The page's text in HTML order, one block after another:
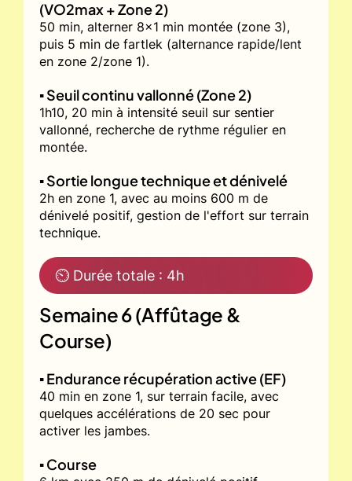
(VO2max + Zone 2)
50 min, alterner 8x1 min montée (zone 3),
puis 5 min de fartlek (alternance rapide/lent
en zone 2/zone 1).
▪️ Seuil continu vallonné (Zone 2)
1h10, 20 min à intensité seuil sur sentier
vallonné, recherche de rythme régulier en
montée.
▪️ Sortie longue technique et dénivelé
2h en zone 1, avec au moins 600 m de
dénivelé positif, gestion de l'effort sur terrain
technique.
⏲ Durée totale : 4h
Semaine 6 (Affûtage &
Course)
▪️ Endurance récupération active (EF)
40 min en zone 1, sur terrain facile, avec
quelques accélérations de 20 sec pour
activer les jambes.
▪️ Course